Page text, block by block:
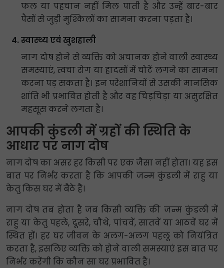
फल या पहचान नहीं मिल पाती है और उन्हें बार-बार
पैसों से जुड़ी मुश्किलों का सामना करना पड़ता है।
स्वास्थ्य एवं खुशहाली
नाग दोष होने से व्यक्ति को अचानक होने वाली स्वास्थ्य
समस्याएं, त्वचा रोग या हादसों में चोटें लगने का सामना
करना पड़ सकता है। इन परेशानियों से उसकी मानसिक
शांति भी प्रभावित होती है और वह चिड़चिड़ा या असुरक्षित
महसूस करने लगता है।
आपकी कुंडली में ग्रहों की स्थिति के
आधार पर नाग दोष
नाग दोष का असर हर किसी पर एक जैसा नहीं होता। यह इस
बात पर निर्भर करता है कि आपकी जन्म कुंडली में राहु या
केतु किस घर में बैठे हैं।
नाग दोष तब होता है जब किसी व्यक्ति की जन्म कुंडली में
राहु या केतु पहले, दूसरे, चौथे, पांचवें, सातवें या आठवें घर में
स्थित हों। हर घर जीवन के अलग-अलग पहलू को नियंत्रित
करता है, इसलिए व्यक्ति को होने वाली समस्याएं इस बात पर
निर्भर करेंगी कि कौन सा घर प्रभावित है।